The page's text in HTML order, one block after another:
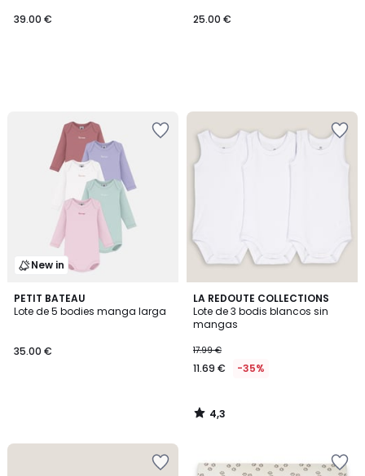
39.00 €
25.00 €
New in
PETIT BATEAU
Lote de 5 bodies manga larga
35.00 €
LA REDOUTE COLLECTIONS
Lote de 3 bodis blancos sin
mangas
17.99 €
11.69 € -35%
4,3
/ 5
4,3
/